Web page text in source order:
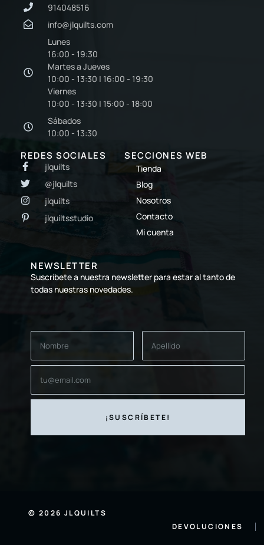
914048516
info@jlquilts.com
Lunes
16:00 - 19:30
Martes a Jueves
10:00 - 13:30 | 16:00 - 19:30
Viernes
10:00 - 13:30 | 15:00 - 18:00
Sábados
10:00 - 13:30
REDES SOCIALES
jlquilts
@jlquilts
jlquilts
jlquiltsstudio
SECCIONES WEB
Tienda
Blog
Nosotros
Contacto
Mi cuenta
NEWSLETTER
Suscríbete a nuestra newsletter para estar al tanto de
todas nuestras novedades.
© 2026 JLQUILTS
DEVOLUCIONES